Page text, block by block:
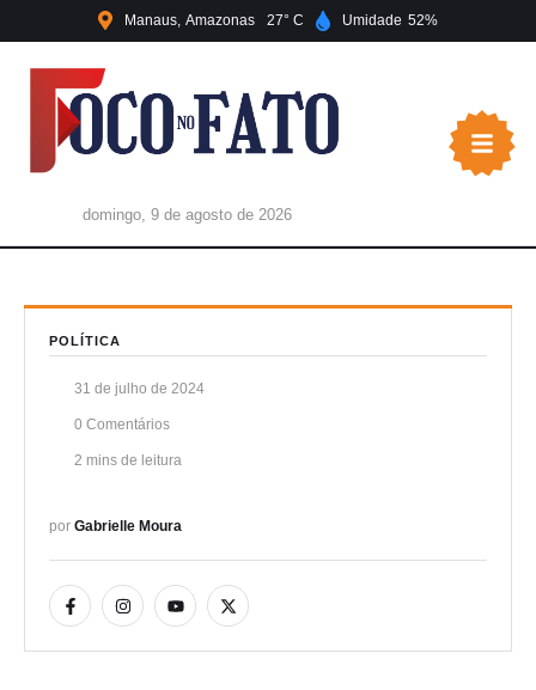
Manaus Amazonas 27 Umidade 52
domingo, 9 de agosto de 2026
POLÍTICA
31 de julho de 2024
0 Comentários
2 mins de leitura
por Gabrielle Moura